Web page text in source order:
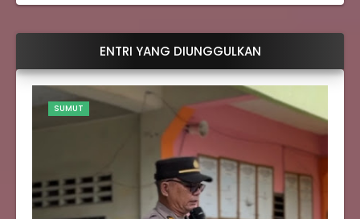
ENTRI YANG DIUNGGULKAN
SUMUT